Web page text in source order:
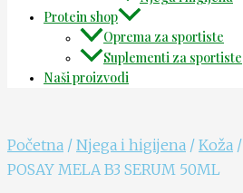
Protein shop
Oprema za sportiste
Suplementi za sportiste
Naši proizvodi
Početna / Njega i higijena / Koža /
POSAY MELA B3 SERUM 50ML